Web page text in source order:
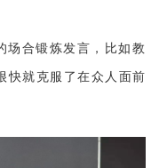
场合锻炼发言，比如教
快就克服了在众人面前